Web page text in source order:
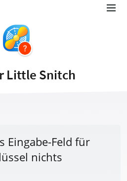
Little Snitch
Eingabe-Feld für
nichts